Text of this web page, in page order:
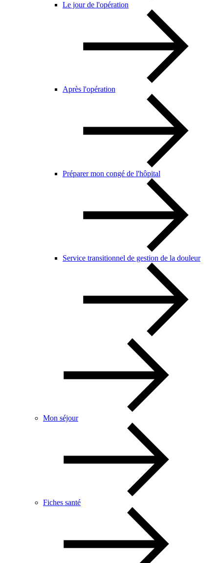
Le jour de l'opération
Après l'opération
Préparer mon congé de l'hôpital
Service transitionnel de gestion de la douleur
Mon séjour
Fiches santé